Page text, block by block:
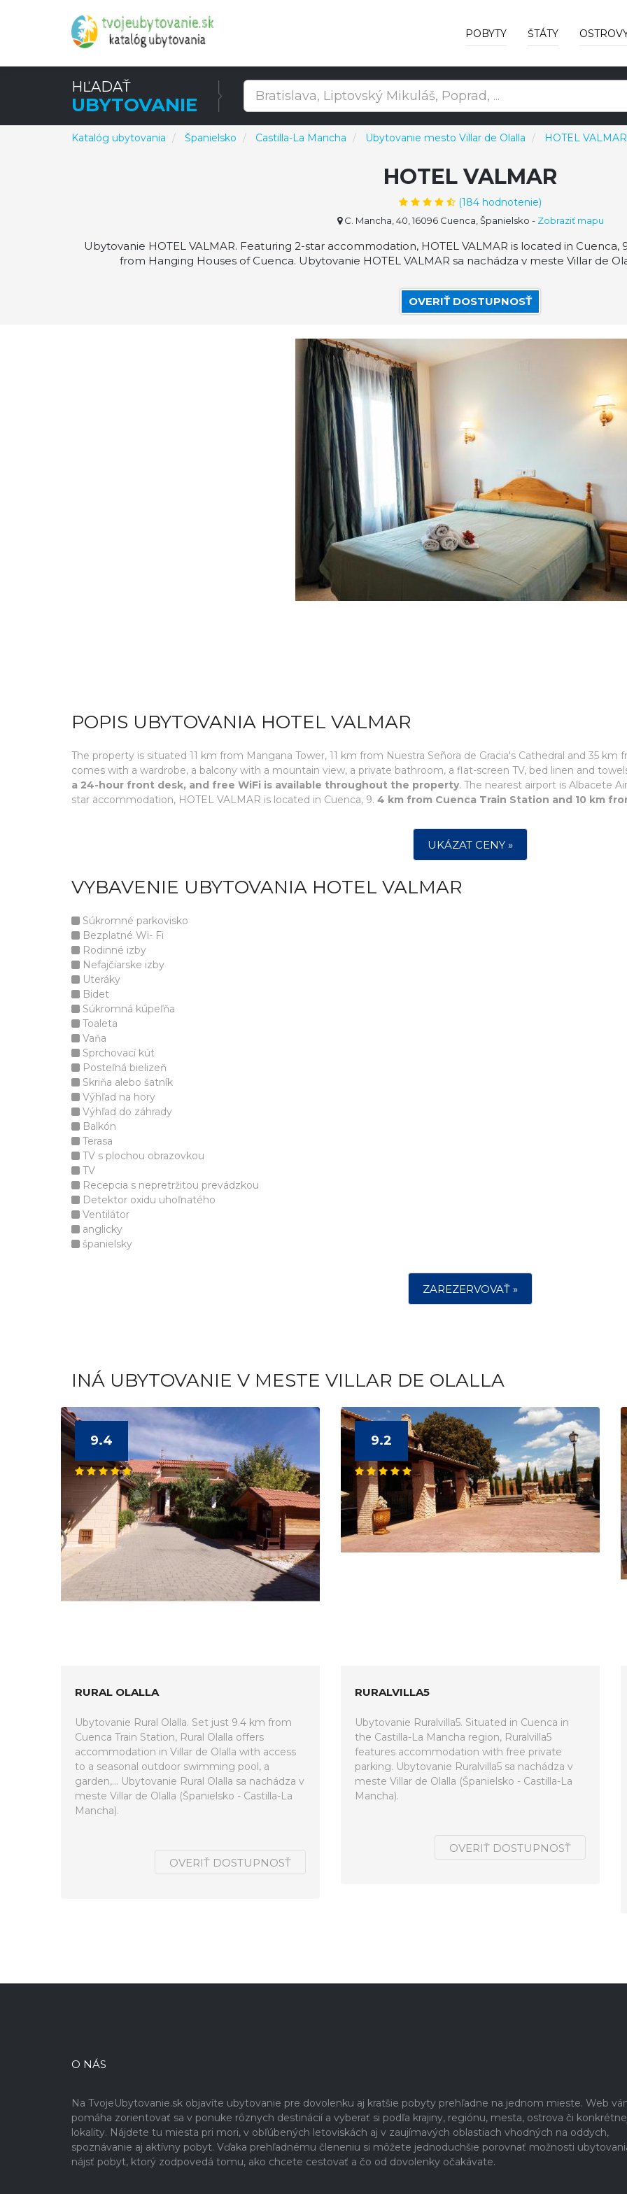
POBYTY ŠTÁTY
HĽADAŤ
UBYTOVANIE
Katalóg ubytovania Španielsko Castilla-La Mancha Ubytovanie mesto Villar de Olalla HOTEL VALMAR
HOTEL VALMAR
(184 hodnotenie)
C. Mancha, 40, 16096 Cuenca, Španielsko - Zobraziť mapu
Ubytovanie HOTEL VALMAR. Featuring 2-star accommodation, HOTEL VALMAR is located in
from Hanging Houses of Cuenca. Ubytovanie HOTEL VALMAR sa nachádza v meste Villar de
OVERIŤ DOSTUPNOSŤ
POPIS UBYTOVANIA HOTEL VALMAR
The property is situated 11 km from Mangana Tower, 11 km from Nuestra Señora de Gracia's Cathedral and 35
comes with a wardrobe, a balcony with a mountain view, a private bathroom, a flat-screen TV, bed linen and
a 24-hour front desk, and free WiFi is available throughout the property. The nearest airport is Albacete
star accommodation, HOTEL VALMAR is located in Cuenca, 9. 4 km from Cuenca Train Station and 10 km
UKÁZAT CENY »
VYBAVENIE UBYTOVANIA HOTEL VALMAR
Súkromné parkovisko
Bezplatné Wi- Fi
Rodinné izby
Nefajčiarske izby
Uteráky
Bidet
Súkromná kúpeľňa
Toaleta
Vaňa
Sprchovací kút
Posteľná bielizeň
Skriňa alebo šatník
Výhľad na hory
Výhľad do záhrady
Balkón
Terasa
TV s plochou obrazovkou
TV
Recepcia s nepretržitou prevádzkou
Detektor oxidu uhoľnatého
Ventilátor
anglicky
španielsky
ZAREZERVOVAŤ »
INÁ UBYTOVANIE V MESTE VILLAR DE OLALLA
9.4
RURAL OLALLA
Ubytovanie Rural Olalla. Set just 9.4 km from
Cuenca Train Station, Rural Olalla offers
accommodation in Villar de Olalla with access
to a seasonal outdoor swimming pool, a
garden,... Ubytovanie Rural Olalla sa nachádza v
meste Villar de Olalla (Španielsko - Castilla-La
Mancha).
OVERIŤ DOSTUPNOSŤ
9.2
RURALVILLA5
Ubytovanie Ruralvilla5. Situated in Cuenca in
the Castilla-La Mancha region, Ruralvilla5
features accommodation with free private
parking. Ubytovanie Ruralvilla5 sa nachádza v
meste Villar de Olalla (Španielsko - Castilla-La
Mancha).
OVERIŤ DOSTUPNOSŤ
O NÁS
Na TvojeUbytovanie.sk objavíte ubytovanie pre dovolenku aj kratšie pobyty prehľadne na jednom mieste. Web
pomáha zorientovať sa v ponuke rôznych destinácií a vyberať si podľa krajiny, regiónu, mesta, ostrova či
lokality. Nájdete tu miesta pri mori, v obľúbených letoviskách aj v zaujímavých oblastiach vhodných na oddych,
spoznávanie aj aktívny pobyt. Vďaka prehľadnému členeniu si môžete jednoduchšie porovnať možnosti
nájsť pobyt, ktorý zodpovedá tomu, ako chcete cestovať a čo od dovolenky očakávate.